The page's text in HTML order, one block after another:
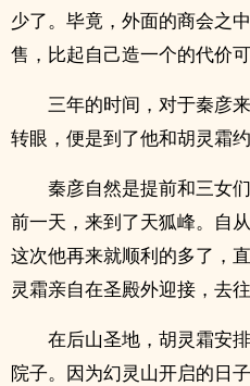
少了。毕竟，外面的商会之
售，比起自己造一个的代价可
三年的时间，对于秦彦
转眼，便是到了他和胡灵霜
秦彦自然是提前和三女
前一天，来到了天狐峰。自
这次他再来就顺利的多了，
灵霜亲自在圣殿外迎接，去
在后山圣地，胡灵霜安
院子。因为幻灵山开启的日